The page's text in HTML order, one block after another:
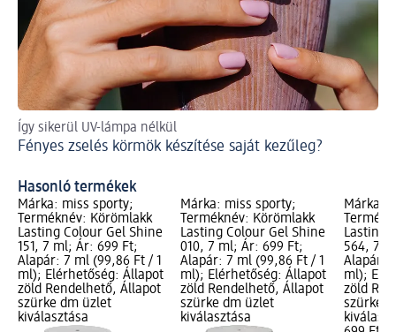
Így sikerül UV-lámpa nélkül
Fényes zselés körmök készítése saját kezűleg?
Hasonló termékek
Márka: miss sporty;
Terméknév: Körömlakk
Lasting Colour Gel Shine
151, 7 ml; Ár: 699 Ft;
Alapár: 7 ml (99,86 Ft / 1
ml); Elérhetőség: Állapot
zöld Rendelhető, Állapot
szürke dm üzlet
kiválasztása
Márka: miss sporty;
Terméknév: Körömlakk
Lasting Colour Gel Shine
010, 7 ml; Ár: 699 Ft;
Alapár: 7 ml (99,86 Ft / 1
ml); Elérhetőség: Állapot
zöld Rendelhető, Állapot
szürke dm üzlet
kiválasztása
Márka:
Lasting
564, 7
Alapár:
ml);
zöld
szürke